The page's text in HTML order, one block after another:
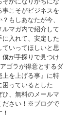
こそがビジネスを
もしあなたが今、
マガ内で紹介して
入れて、安定した
いってほしいと思
が手探りで見つけ
ゴラが得意とするダ
上を上げる事』に特
っているとした
、無料のメールマ
ださい！※ブログで